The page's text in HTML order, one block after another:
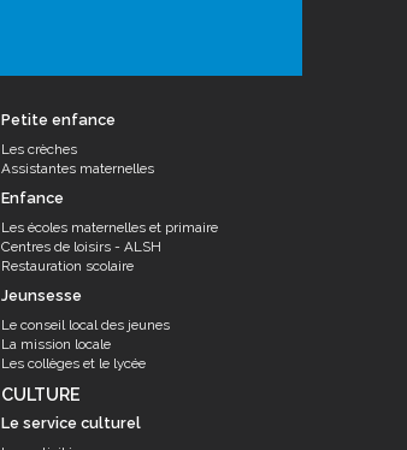
Petite enfance
Les crèches
Assistantes maternelles
Enfance
Les écoles maternelles et primaire
Centres de loisirs - ALSH
Restauration scolaire
Jeunsesse
Le conseil local des jeunes
La mission locale
Les collèges et le lycée
CULTURE
Le service culturel